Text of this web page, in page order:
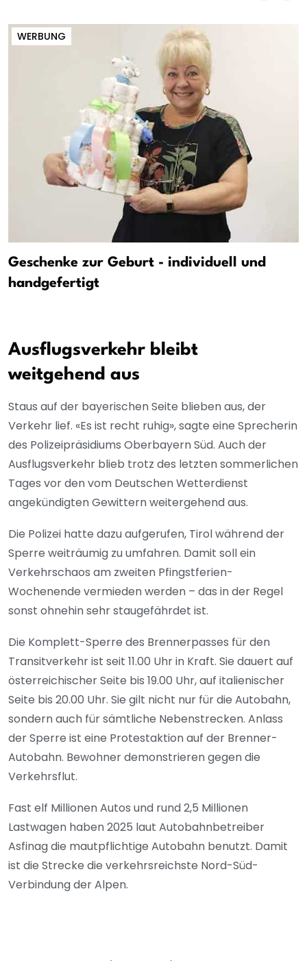
WERBUNG
Geschenke zur Geburt - individuell und
handgefertigt
Ausflugsverkehr bleibt
weitgehend aus
Staus auf der bayerischen Seite blieben aus, der
Verkehr lief. «Es ist recht ruhig», sagte eine Sprecherin
des Polizeipräsidiums Oberbayern Süd. Auch der
Ausflugsverkehr blieb trotz des letzten sommerlichen
Tages vor den vom Deutschen Wetterdienst
angekündigten Gewittern weitergehend aus.
Die Polizei hatte dazu aufgerufen, Tirol während der
Sperre weiträumig zu umfahren. Damit soll ein
Verkehrschaos am zweiten Pfingstferien-
Wochenende vermieden werden – das in der Regel
sonst ohnehin sehr staugefährdet ist.
Die Komplett-Sperre des Brennerpasses für den
Transitverkehr ist seit 11.00 Uhr in Kraft. Sie dauert auf
österreichischer Seite bis 19.00 Uhr, auf italienischer
Seite bis 20.00 Uhr. Sie gilt nicht nur für die Autobahn,
sondern auch für sämtliche Nebenstrecken. Anlass
der Sperre ist eine Protestaktion auf der Brenner-
Autobahn. Bewohner demonstrieren gegen die
Verkehrsflut.
Fast elf Millionen Autos und rund 2,5 Millionen
Lastwagen haben 2025 laut Autobahnbetreiber
Asfinag die mautpflichtige Autobahn benutzt. Damit
ist die Strecke die verkehrsreichste Nord-Süd-
Verbindung der Alpen.